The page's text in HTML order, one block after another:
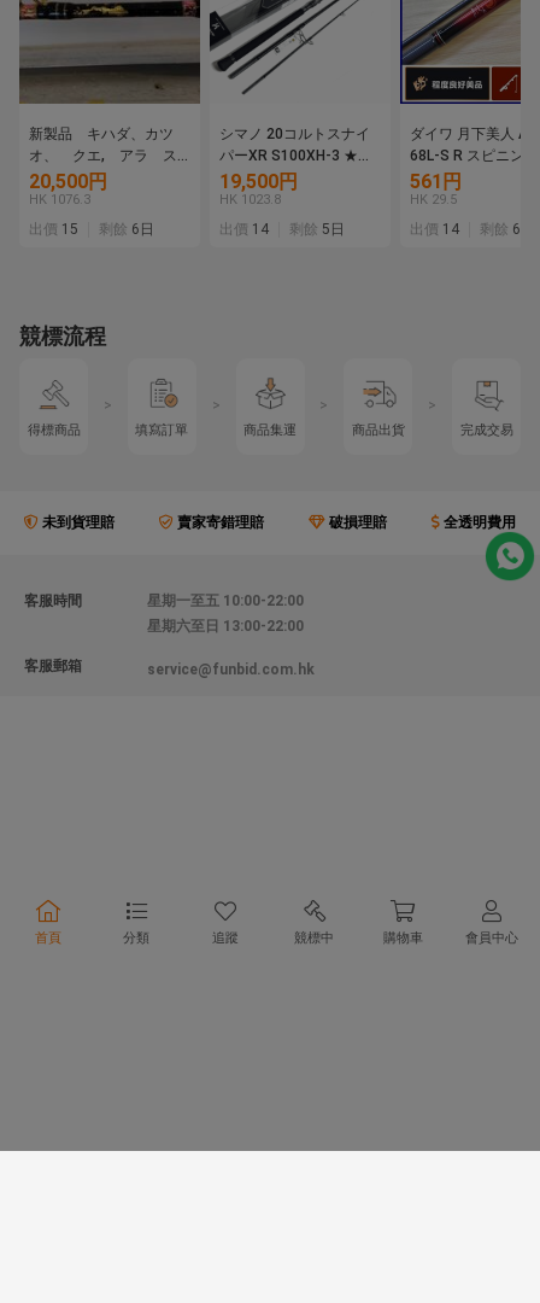
首頁 分類 追蹤 競標中 購物車 會員中心
新製品 キハダ、カツ
オ、 クエ, アラ ス
タンディング 2ピー
ス グラスロッド
20,500円
HK 1076.3
出價 15 剩餘 6日
シマノ 20コルトスナイ
パーXR S100XH-3 ★未
使用品★ SHIMANO
COLTSNIPER XR ３ピー
ス パックロッド ヒラマ
19,500円
HK 1023.8
出價 14 剩餘 5日
ダイワ 月下美人
68L-S R スピニン
ース DAIWA ライト
ム アジングロッド
ング アジ メバル カ
561円
HK 29.5
出價 14 剩餘 6日
競標流程
得標商品
>
填寫訂單
>
商品集運
>
商品出貨
>
完成交易
未到貨理賠 賣家寄錯理賠 破損理賠 全透明費用
客服時間
星期一至五 10:00-22:00
星期六至日 13:00-22:00
客服郵箱 service@funbid.com.hk